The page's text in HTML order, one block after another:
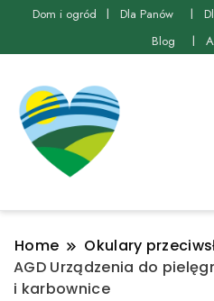
Dom i ogród Dla Panów
Blog
Home Okulary
AGD Urządzenia do
i karbownice